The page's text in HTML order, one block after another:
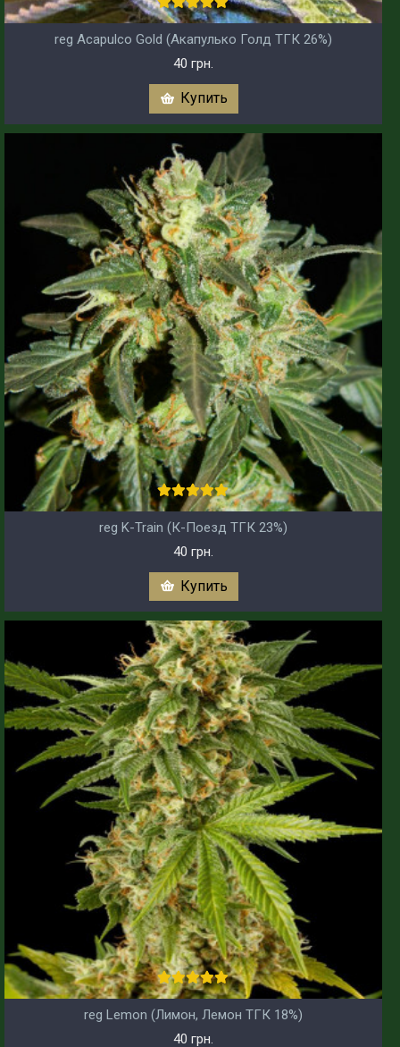
reg Acapulco Gold (Акапулько Голд ТГК 26%)
40 грн.
Купить
reg K-Train (К-Поезд ТГК 23%)
40 грн.
Купить
reg Lemon (Лимон, Лемон ТГК 18%)
40 грн.